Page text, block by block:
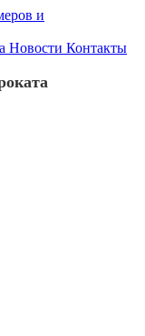
Новости Контакты